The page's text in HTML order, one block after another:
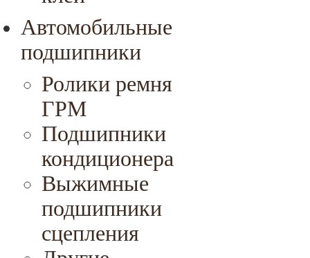
Автомобильные
подшипники
Ролики ремня
ГРМ
Подшипники
кондиционера
Выжимные
подшипники
сцепления